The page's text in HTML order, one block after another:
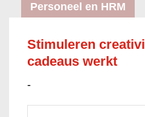
Personeel en HRM
Stimuleren
cadeaus werkt
-